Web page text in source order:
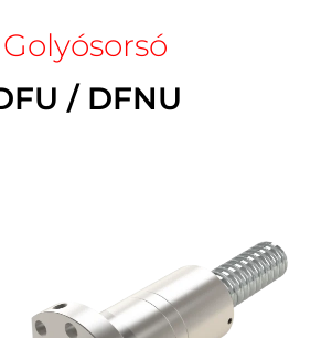
Golyósorsó
/ DFNU